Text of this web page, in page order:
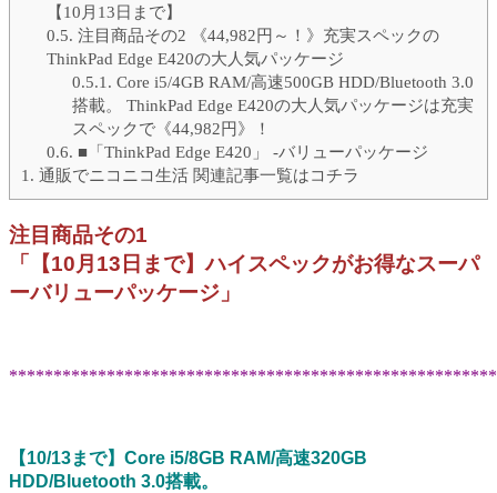
【10月13日まで】
0.5. 注目商品その2 《44,982円～！》充実スペックの
ThinkPad Edge E420の大人気パッケージ
0.5.1. Core i5/4GB RAM/高速500GB HDD/Bluetooth 3.0
搭載。 ThinkPad Edge E420の大人気パッケージは充実
スペックで《44,982円》！
0.6. ■「ThinkPad Edge E420」 -バリューパッケージ
1. 通販でニコニコ生活 関連記事一覧はコチラ
注目商品その1
「【10月13日まで】ハイスペックがお得なスーパ
ーバリューパッケージ」
【10/13まで】Core i5/8GB RAM/高速320GB
HDD/Bluetooth 3.0搭載。